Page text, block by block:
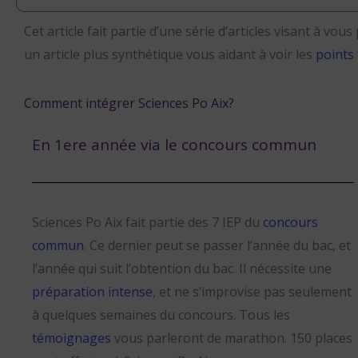
Cet article fait partie d’une série d’articles visant à
un article plus synthétique vous aidant à voir les points
Comment intégrer Sciences Po Aix?
En 1ere année via le concours commun
Sciences Po Aix fait partie des 7 IEP du concours
commun. Ce dernier peut se passer l’année du bac, et
l’année qui suit l’obtention du bac. Il nécessite une
préparation intense, et ne s’improvise pas seulement
à quelques semaines du concours. Tous les
témoignages vous parleront de marathon. 150 places